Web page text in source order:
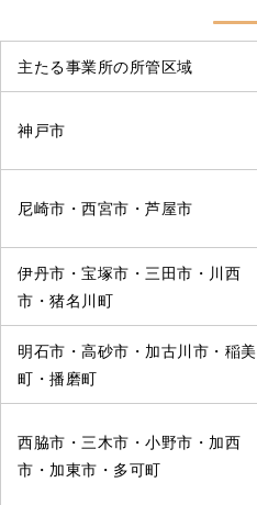
主たる事業所の所管区域
神戸市
尼崎市・西宮市・芦屋市
伊丹市・宝塚市・三田市・川西
市・猪名川町
明石市・高砂市・加古川市・稲美
町・播磨町
西脇市・三木市・小野市・加西
市・加東市・多可町